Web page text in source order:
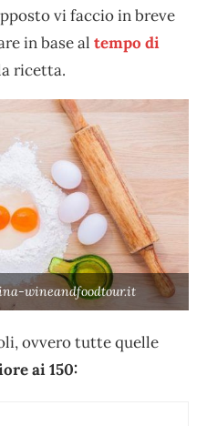
vi faccio in breve
in base al tempo di
ricetta.
wineandfoodtour.it
ovvero tutte quelle
ai 150: